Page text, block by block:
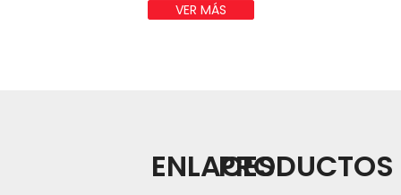
VER MÁS
ENLACESPRODUCTOS